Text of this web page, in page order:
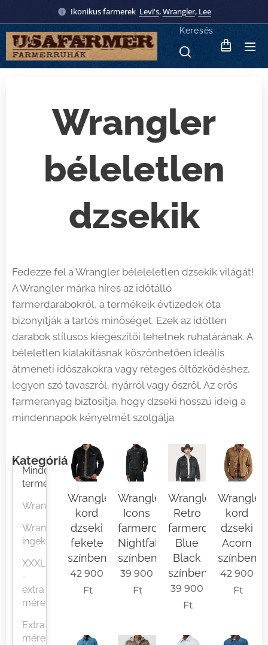
Ikonikus farmerek Levi's,Wrangler, Lee
Keresés
Wrangler
béleletlen
dzsekik
Fedezze fel a Wrangler béleleletlen dzsekik világát!
A Wrangler márka híres az időtálló
farmerdarabokról, a termékeik évtizedek óta
bizonyítják a tartós minőséget. Ezek az időtlen
darabok stílusos kiegészítői lehetnek ruhatárának. A
béleletlen kialakításnak köszönhetően ideális
átmeneti időszakokra vagy réteges öltözködéshez,
legyen szó tavaszról, nyárról vagy őszről. Az erős
farmeranyag biztosítja, hogy dzseki hosszú ideig a
mindennapok kényelmét szolgálja.
Kategóriák
Minden
termék
Wrangler
Wrangler
ingek
XXXL
-
extra
méretek
Extra
méretű
Wrangler
kord
dzseki
fekete
színben
42 900
Ft
Wrangler
Icons
farmerdzseki
Nightfalls
színben
39 900
Ft
Wrangler
Retro
farmerdzseki
Blue
Black
színben
39 900
Ft
Wrangler
kord
dzseki
Acorn
színben
42 900
Ft